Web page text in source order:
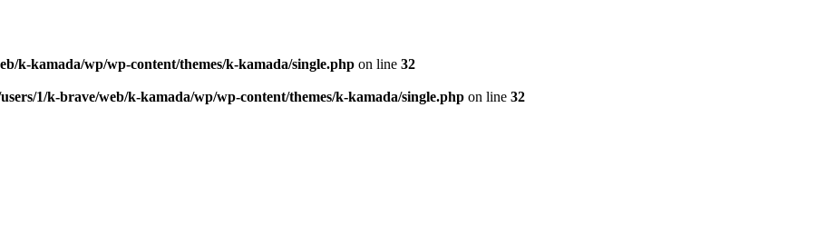
k-kamada/wp/wp-content/themes/k-kamada/single.php on line 32
1/k-brave/web/k-kamada/wp/wp-content/themes/k-kamada/single.php on line 32